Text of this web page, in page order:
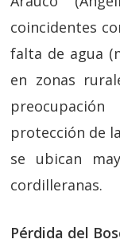
coincidentes
falta de agua
en zonas
protección de
se ubican
cordilleranas.
Pérdida del